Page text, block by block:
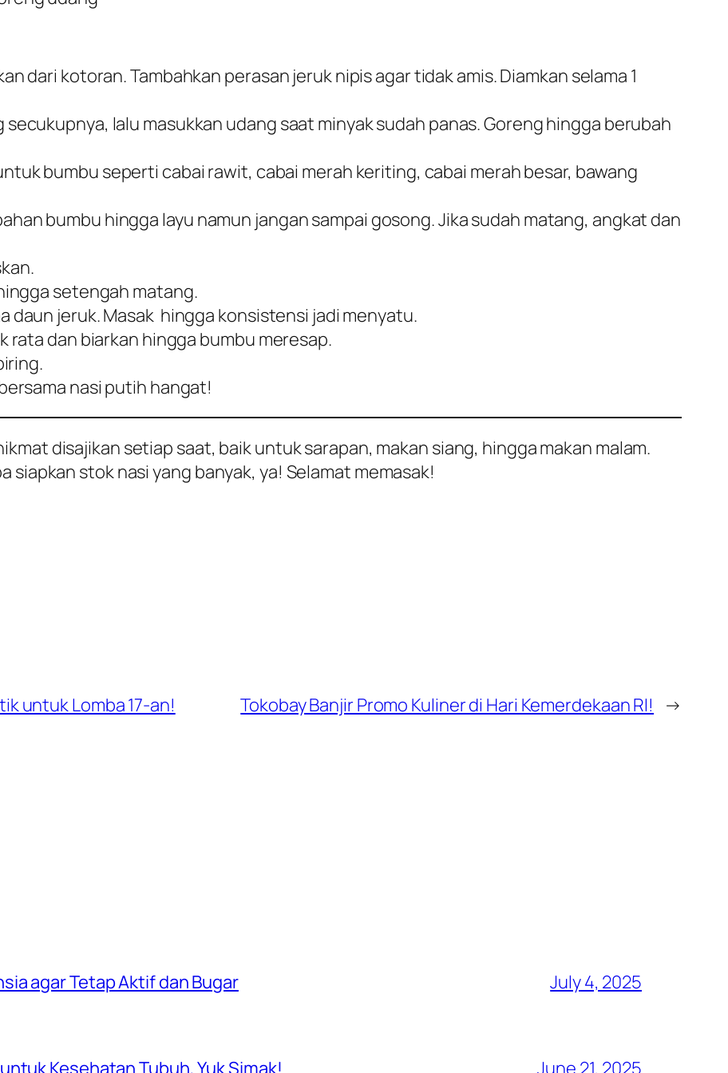
dari kotoran. Tambahkan perasan jeruk nipis agar tidak amis. Diamkan selama 1
lalu masukkan udang saat minyak sudah panas. Goreng hingga berubah
bumbu seperti cabai rawit, cabai merah keriting, cabai merah besar, bawang
bumbu hingga layu namun jangan sampai gosong. Jika sudah matang, angkat dan
setengah matang.
daun jeruk. Masak hingga konsistensi jadi menyatu.
rata dan biarkan hingga bumbu meresap.
nasi putih hangat!
disajikan setiap saat, baik untuk sarapan, makan siang, hingga makan malam.
siapkan stok nasi yang banyak, ya! Selamat memasak!
untuk Lomba 17-an! Tokobay Banjir Promo Kuliner di Hari Kemerdekaan RI! →
agar Tetap Aktif dan Bugar July 4, 2025